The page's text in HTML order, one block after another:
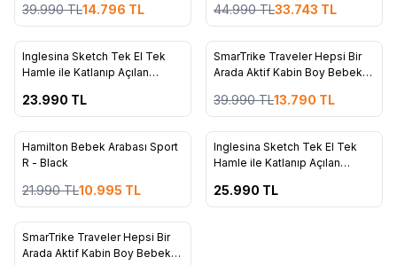
Yaş) - Midnight Blue
39.990TL14.796 TL 44.990TL33.743 TL
Favorilere Ekle
4
Inglesina Sketch Tek El Tek
Hamle ile Katlanıp Açılan
23.990 TL
%66
Favorilere Ekle
4
Tükendi
SmarTrike Traveler Hepsi Bir
Arada Aktif Kabin Boy Bebek
Yaş) - Everest White
39.990TL13.790 TL
%50
Favorilere Ekle
2
Hamilton Bebek Arabası Sport
R - Black
21.990TL10.995 TL
Favorilere Ekle
4
Tükendi
Inglesina Sketch Tek El Tek
Hamle ile Katlanıp Açılan
25.990 TL
%66
Favorilere Ekle
4
SmarTrike Traveler Hepsi Bir
Arada Aktif Kabin Boy Bebek